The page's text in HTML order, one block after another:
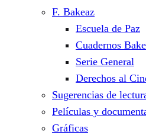
F. Bakeaz
Escuela de Paz
Cuadernos
Serie General
Derechos al
Sugerencias de
Películas y
Gráficas